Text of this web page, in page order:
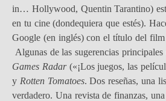
in… Hollywood, Quentin Tarantino)
en tu cine (dondequiera que estés).
Google (en inglés) con el título del film
Algunas de las sugerencias principales
Games Radar(«¡Los juegos, las
y Rotten Tomatoes. Dos reseñas, una
verdadero. Una revista de finanzas,